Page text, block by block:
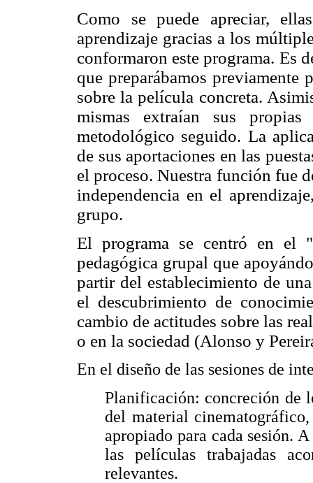
Como se puede apreciar,
aprendizaje gracias a los
conformaron este programa. Es
que preparábamos previamente
sobre la película concreta.
mismas extraían sus
metodológico seguido. La
de sus aportaciones en las
el proceso. Nuestra función fue
independencia en el
grupo.
El programa se centró en el
pedagógica grupal que
partir del establecimiento de
el descubrimiento de
cambio de actitudes sobre las
o en la sociedad (Alonso y
En el diseño de las sesiones de
Planificación: concreción de
del material
apropiado para cada sesión.
las películas trabajadas
relevantes.